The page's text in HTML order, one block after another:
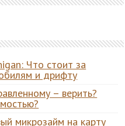
Что стоит за
и дрифту
– верить?
микрозайм на карту